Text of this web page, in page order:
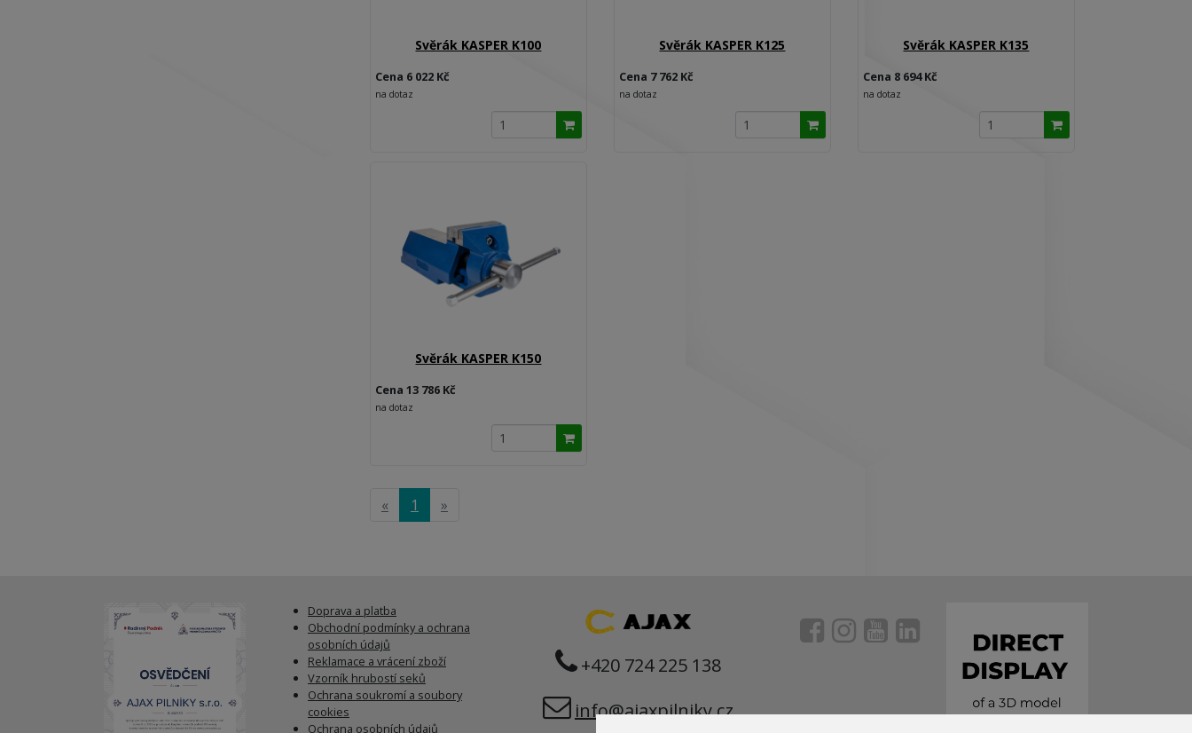
Svěrák KASPER K100
Cena 6 022 Kč
na dotaz
Svěrák KASPER K125
Cena 7 762 Kč
na dotaz
Svěrák KASPER K135
Cena 8 694 Kč
na dotaz
Svěrák KASPER K150
Cena 13 786 Kč
na dotaz
« 1 »
Doprava a platba
Obchodní podmínky a ochrana
osobních údajů
Reklamace a vrácení zboží
Vzorník hrubostí seků
Ochrana soukromí a soubory
cookies
Ochrana osobních údajů
+420 724 225 138
info@ajaxpilniky.cz